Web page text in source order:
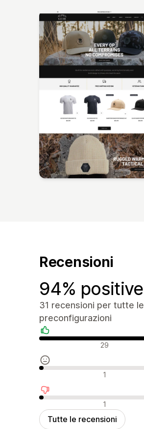
Recensioni
94% positive
31 recensioni per tutte le
preconfigurazioni
Recensioni positive
29
Recensioni neutrali
1
Recensioni negative
1
Tutte le recensioni